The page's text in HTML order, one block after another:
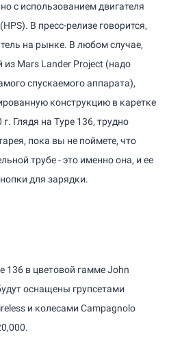
с использованием двигателя
В пресс-релизе говорится,
на рынке. В любом случае,
из Mars Lander Project (надо
спускаемого аппарата),
конструкцию в каретке
Глядя на Type 136, трудно
пока вы не поймете, что
трубе - это именно она, и ее
для зарядки.
136 в цветовой гамме John
оснащены групсетами
и колесами Campagnolo